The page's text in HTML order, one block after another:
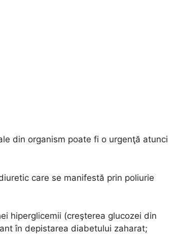
din organism poate fi o urgenţă atunci
care se manifestă prin poliurie
hiperglicemii (creşterea glucozei din
în depistarea diabetului zaharat;